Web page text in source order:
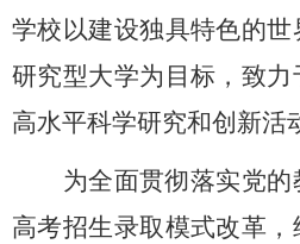
学校以建设独具特色的
研究型大学为目标，致力
高水平科学研究和创新活
为全面贯彻落实党
高考招生录取模式改革，